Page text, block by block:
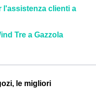
l'assistenza clienti a
Tre a Gazzola
le migliori